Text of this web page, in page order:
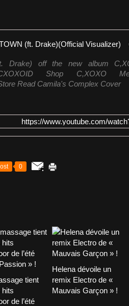
Drake) off the new album
CXOXOID Shop
Read Camila's Complex Cover
https://www.youtube.com/
0
tient
hits
de l’été
Helena dévoile un
remix Electro de «
Mauvais Garçon » !